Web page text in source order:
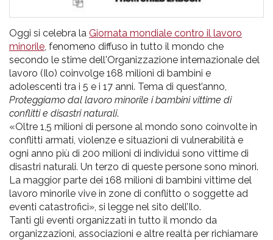
Oggi si celebra la Giornata mondiale contro il lavoro
minorile, fenomeno diffuso in tutto il mondo che
secondo le stime dell'Organizzazione internazionale del
lavoro (Ilo) coinvolge 168 milioni di bambini e
adolescenti tra i 5 e i 17 anni. Tema di quest’anno,
Proteggiamo dal lavoro minorile i bambini vittime di
conflitti e disastri naturali.
«Oltre 1,5 milioni di persone al mondo sono coinvolte in
conflitti armati, violenze e situazioni di vulnerabilità e
ogni anno più di 200 milioni di individui sono vittime di
disastri naturali. Un terzo di queste persone sono minori.
La maggior parte dei 168 milioni di bambini vittime del
lavoro minorile vive in zone di conflitto o soggette ad
eventi catastrofici», si legge nel sito dell’Ilo.
Tanti gli eventi organizzati in tutto il mondo da
organizzazioni, associazioni e altre realtà per richiamare